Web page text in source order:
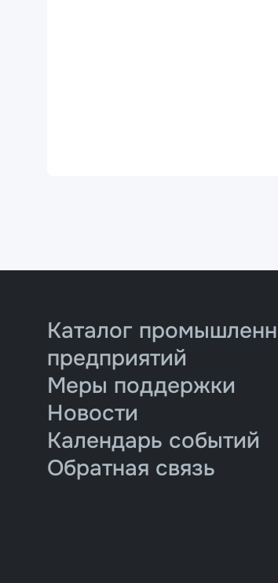
Каталог
предприятий
Меры поддержки
Новости
Календарь событий
Обратная связь